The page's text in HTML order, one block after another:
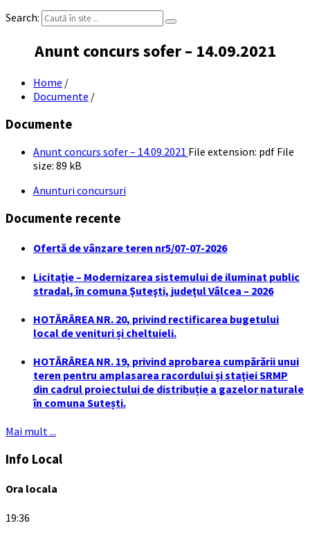
Search:
Anunt concurs sofer – 14.09.2021
Home /
Documente /
Documente
Anunt concurs sofer – 14.09.2021 File extension: pdf File
size: 89 kB
Anunturi concursuri
Documente recente
Ofertă de vânzare teren nr5/07-07-2026
Licitaţie – Modernizarea sistemului de iluminat public
stradal, în comuna Şuteşti, judeţul Vâlcea – 2026
HOTĂRÂREA NR. 20, privind rectificarea bugetului
local de venituri și cheltuieli.
HOTĂRÂREA NR. 19, privind aprobarea cumpărării unui
teren pentru amplasarea racordului și stației SRMP
din cadrul proiectului de distribuție a gazelor naturale
în comuna Sutești.
Mai mult ...
Info Local
Ora locala
19:36